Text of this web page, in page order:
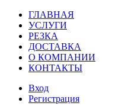
ГЛАВНАЯ
УСЛУГИ
РЕЗКА
ДОСТАВКА
О КОМПАНИИ
КОНТАКТЫ
Вход
Регистрация